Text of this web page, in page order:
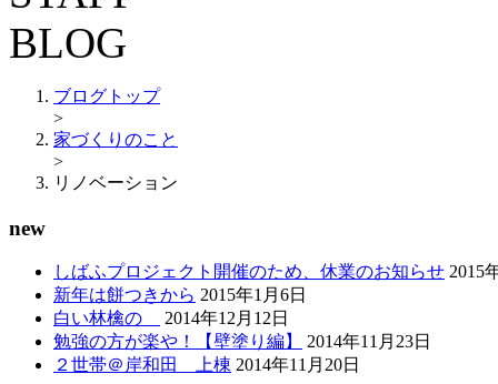
ブログトップ
>
家づくりのこと
>
リノベーション
new
しばふプロジェクト開催のため、休業のお知らせ 2015
新年は餅つきから 2015年1月6日
白い林檎の
2014年12月12日
勉強の方が楽や！【壁塗り編】
2014年11月23日
２世帯＠岸和田 上棟 2014年11月20日